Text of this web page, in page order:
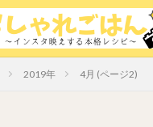
2019年 4月 (ページ2)